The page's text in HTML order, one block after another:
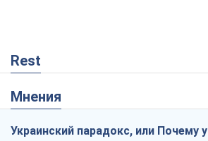
Rest
Мнения
Украинский парадокс, или Почему у